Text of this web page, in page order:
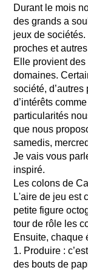
Durant le mois
des grands a
jeux de
proches et
Elle provient
domaines.
société,
d’intérêts
particularités
que nous
samedis,
Je vais vous
inspiré.
Les colons de
L'aire de jeu est
petite figure
tour de rôle les
Ensuite, chaque
1. Produire :
des bouts de